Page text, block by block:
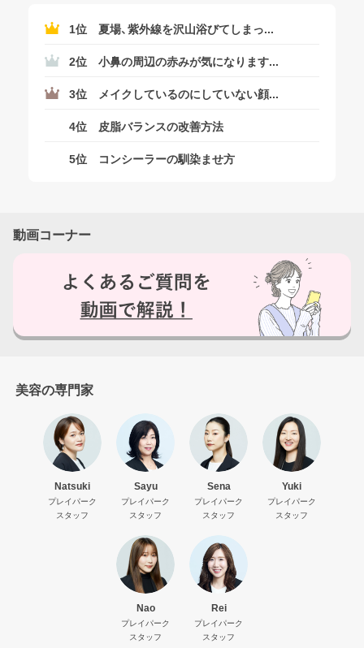
はい
1位 夏場、紫外線を沢山浴びてしまっ...
2位 小鼻の周辺の赤みが気になります...
3位 メイクしているのにしていない顔...
4位 皮脂バランスの改善方法
5位 コンシーラーの馴染ませ方
動画コーナー
美容の専門家
Natsuki
プレイパーク
スタッフ
Sayu
プレイパーク
スタッフ
Sena
プレイパーク
スタッフ
Yuki
プレイパーク
スタッフ
Nao
プレイパーク
スタッフ
Rei
プレイパーク
スタッフ